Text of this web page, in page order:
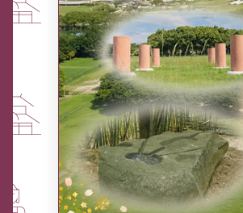
ふるさと納税なら、奈良